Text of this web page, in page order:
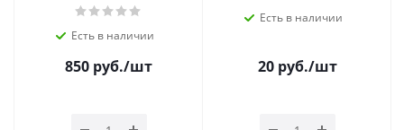
Есть в наличии
850 руб./шт
Есть в наличии
20руб./шт